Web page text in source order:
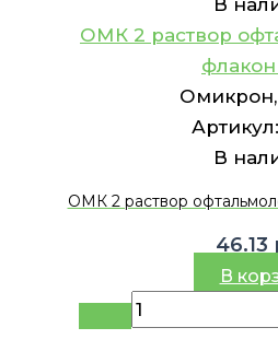
В
ОМК 2 раствор
флакон
Омикрон,
Артикул:
В
ОМК 2 раствор
46.13
В